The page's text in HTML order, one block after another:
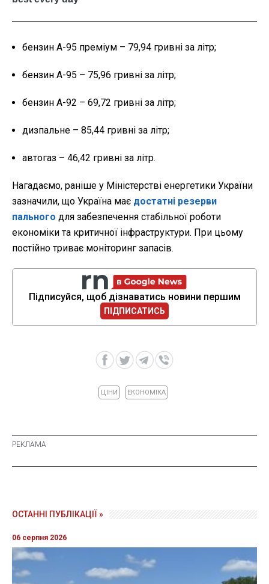
бензин А-95 преміум – 79,94 гривні за літр;
бензин А-95 – 75,96 гривні за літр;
бензин А-92 – 69,72 гривні за літр;
дизпальне – 85,44 гривні за літр;
автогаз – 46,42 гривні за літр.
Нагадаємо, раніше у Міністерстві енергетики України
зазначили, що Україна має достатні резерви
пального для забезпечення стабільної роботи
економіки та критичної інфраструктури. При цьому
постійно триває моніторинг запасів.
Підписуйся, щоб дізнаватись новини першим
ПІДПИСАТИСЬ
ЦІНИ ЕКОНОМІКА
ОСТАННІ ПУБЛІКАЦІЇ »
06 серпня 2026